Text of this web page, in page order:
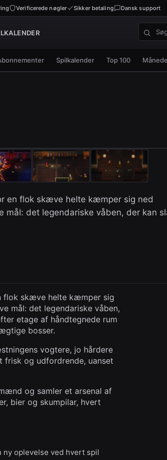
Verificerede nøgler Sikker betaling Dansk support
Søg
Spilkalender Top 100
en flok skæve helte kæmper sig ned
det legendariske våben, der kan
flok skæve helte kæmper sig
mål: det legendariske våben,
etage af håndtegnede rum
bosser.
vogtere, jo hårdere
frisk og udfordrende, uanset
og samler et arsenal af
bier og skumpilar, hvert
ny oplevelse ved hvert spil